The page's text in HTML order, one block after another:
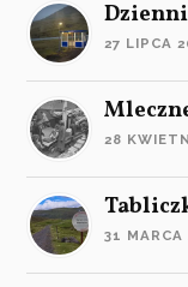
27 LIPCA
28
31 MARCA